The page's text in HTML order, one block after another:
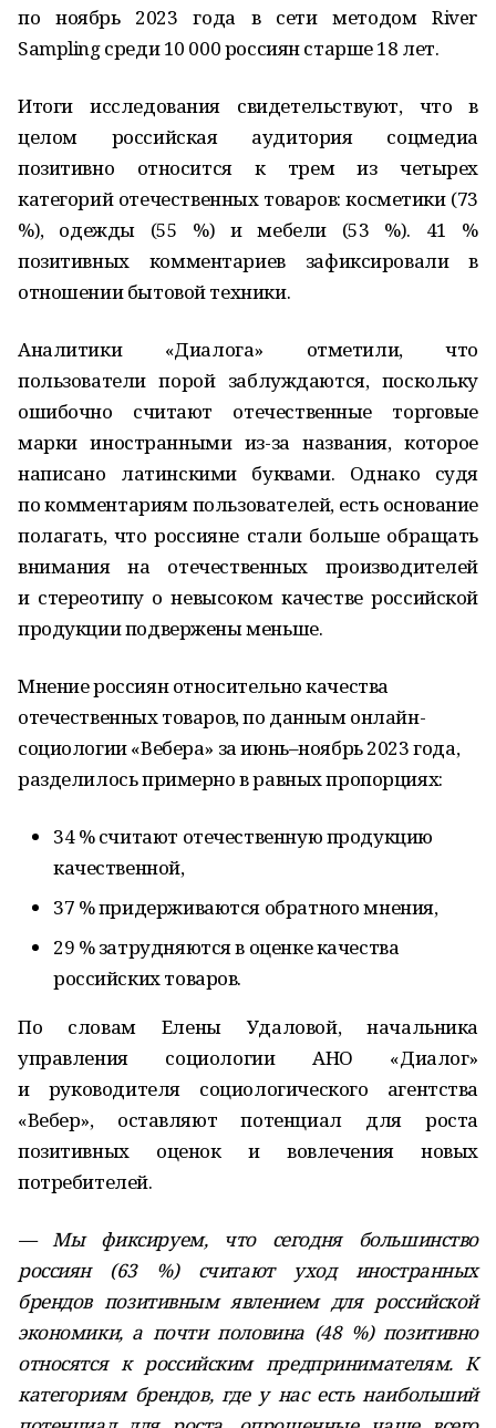
по ноябрь 2023 года в сети методом River
Sampling среди 10 000 россиян старше 18 лет.
Итоги исследования свидетельствуют, что в
целом российская аудитория соцмедиа
позитивно относится к трем из четырех
категорий отечественных товаров: косметики (73
%), одежды (55 %) и мебели (53 %). 41 %
позитивных комментариев зафиксировали в
отношении бытовой техники.
Аналитики «Диалога» отметили, что
пользователи порой заблуждаются, поскольку
ошибочно считают отечественные торговые
марки иностранными из-за названия, которое
написано латинскими буквами. Однако судя
по комментариям пользователей, есть основание
полагать, что россияне стали больше обращать
внимания на отечественных производителей
и стереотипу о невысоком качестве российской
продукции подвержены меньше.
Мнение россиян относительно качества
отечественных товаров, по данным онлайн-
социологии «Вебера» за июнь–ноябрь 2023 года,
разделилось примерно в равных пропорциях:
34 % считают отечественную продукцию
качественной,
37 % придерживаются обратного мнения,
29 % затрудняются в оценке качества
российских товаров.
По словам Елены Удаловой, начальника
управления социологии АНО «Диалог»
и руководителя социологического агентства
«Вебер», оставляют потенциал для роста
позитивных оценок и вовлечения новых
потребителей.
— Мы фиксируем, что сегодня большинство
россиян (63 %) считают уход иностранных
брендов позитивным явлением для российской
экономики, а почти половина (48 %) позитивно
относятся к российским предпринимателям. К
категориям брендов, где у нас есть наибольший